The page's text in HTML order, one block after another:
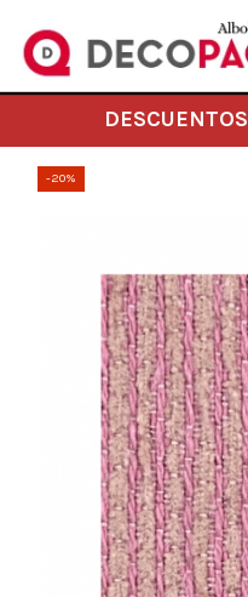
-20%